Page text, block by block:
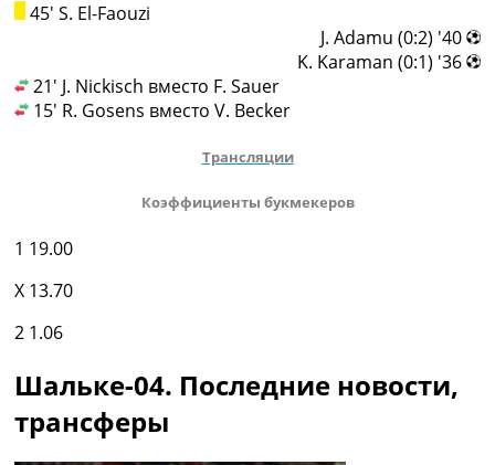
45' S. El-Faouzi
21' J. Nickisch вместо F. Sauer
15' R. Gosens вместо V. Becker
Трансляции
Коэффициенты букмекеров
1 19.00
X 13.70
2 1.06
Шальке-04. Последние новости,
трансферы